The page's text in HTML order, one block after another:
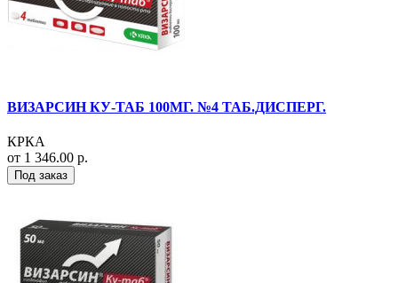
ВИЗАРСИН КУ-ТАБ 100МГ. №4 ТАБ.ДИСПЕРГ.
КРКА
от 1 346.00 р.
Под заказ